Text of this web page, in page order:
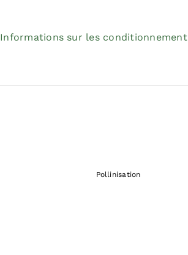
Informations sur les conditionnement
Pollinisation